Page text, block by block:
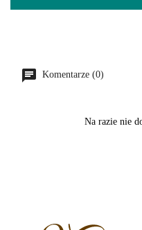
Komentarze (0)
Na razie nie